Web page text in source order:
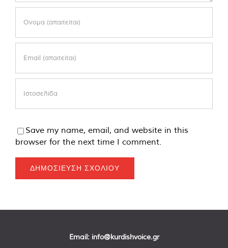
Save my name, email, and website in this
browser for the next time I comment.
Email: info@kurdishvoice.gr